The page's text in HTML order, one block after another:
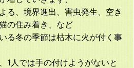
る、境界進出、害虫発生、空き
の住み着き、など
る冬の季節は枯木に火が付く事
1人では手の付けようがないと